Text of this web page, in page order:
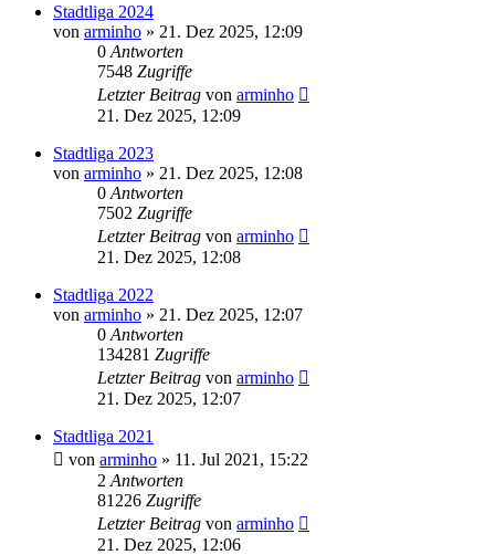
Stadtliga 2024
von arminho » 21. Dez 2025, 12:09
0 Antworten
7548 Zugriffe
Letzter Beitrag von arminho
21. Dez 2025, 12:09
Stadtliga 2023
von arminho » 21. Dez 2025, 12:08
0 Antworten
7502 Zugriffe
Letzter Beitrag von arminho
21. Dez 2025, 12:08
Stadtliga 2022
von arminho » 21. Dez 2025, 12:07
0 Antworten
134281 Zugriffe
Letzter Beitrag von arminho
21. Dez 2025, 12:07
Stadtliga 2021
von arminho » 11. Jul 2021, 15:22
2 Antworten
81226 Zugriffe
Letzter Beitrag von arminho
21. Dez 2025, 12:06